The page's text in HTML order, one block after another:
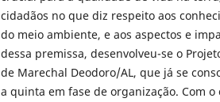
cidadãos no que diz respeito aos
do meio ambiente, e aos aspectos e
dessa premissa, desenvolveu-se o
de Marechal Deodoro/AL, que já se
a quinta em fase de organização. Com